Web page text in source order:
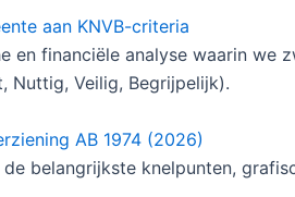
aan KNVB-criteria
en financiële analyse waarin
Nuttig, Veilig, Begrijpelijk).
AB 1974 (2026)
belangrijkste knelpunten,